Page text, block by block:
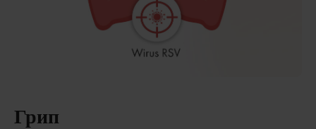
Грип